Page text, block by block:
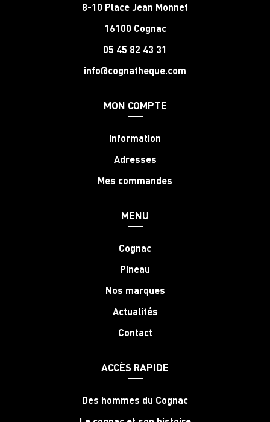
8-10 Place Jean Monnet
16100 Cognac
05 45 82 43 31
info@cognatheque.com
MON COMPTE
Information
Adresses
Mes commandes
MENU
Cognac
Pineau
Nos marques
Actualités
Contact
ACCÈS RAPIDE
Des hommes du Cognac